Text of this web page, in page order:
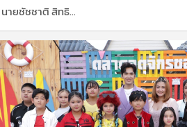
นายชัชชาติ สิทธิ…